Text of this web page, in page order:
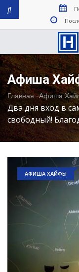
Афиша
Главная-Афиша
Два дня вход в
свободный!
АФИША ХАЙФЫ